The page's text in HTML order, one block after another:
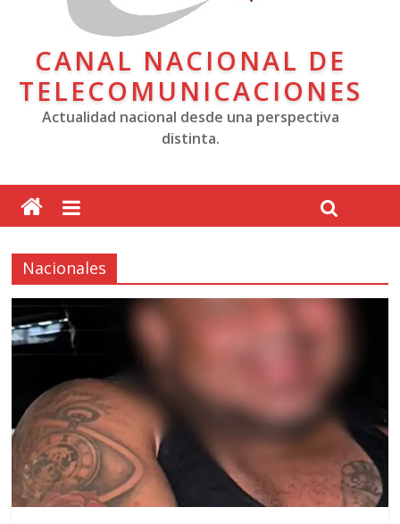
CANAL NACIONAL DE
TELECOMUNICACIONES
Actualidad nacional desde una perspectiva
distinta.
Nacionales